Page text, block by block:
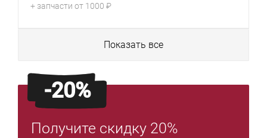
+ запчасти от 1000 ₽
Показать все
-20%
Получите скидку 20%